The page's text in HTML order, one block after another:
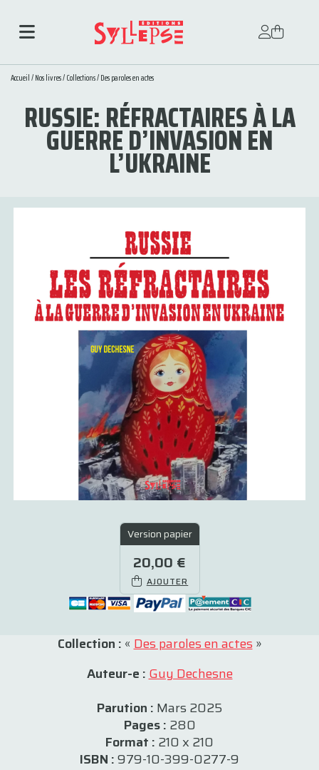
Accueil/Nos livres/Collections/Des paroles en actes
RUSSIE: RÉFRACTAIRES À LA
GUERRE D’INVASION EN
L’UKRAINE
Version papier
20,00 €
AJOUTER
Collection : «Des paroles en actes»
Auteur-e :Guy Dechesne
Parution : Mars 2025
Pages : 280
Format : 210 x 210
ISBN :979-10-399-0277-9